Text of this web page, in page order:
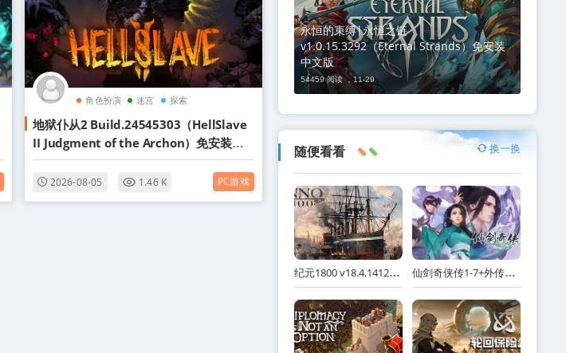
角色扮演 迷宫 探索
地狱仆从2 Build.24545303（HellSlave
II Judgment of the Archon）免安装中
文版
2026-08-05 1.46 K PC游戏
永恒的束缚|永恒之链
v1.0.15.3292（Eternal Strands）免安装
中文版
54459 阅读 ，11-29
随便看看 换一换
纪元1800 v18.4.1412158 全DLC 送修改器（Anno 1800）免安装中文版 仙剑奇侠传1-7+外传+新仙剑+仙剑客栈1-2 合集（Sword and Fairy）免安装中文版